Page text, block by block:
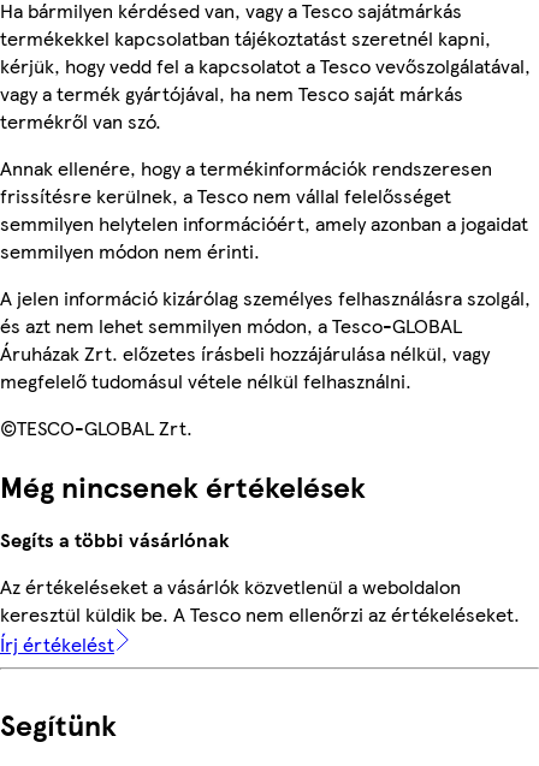
Ha bármilyen kérdésed van, vagy a Tesco sajátmárkás
termékekkel kapcsolatban tájékoztatást szeretnél kapni,
kérjük, hogy vedd fel a kapcsolatot a Tesco vevőszolgálatával,
vagy a termék gyártójával, ha nem Tesco saját márkás
termékről van szó.
Annak ellenére, hogy a termékinformációk rendszeresen
frissítésre kerülnek, a Tesco nem vállal felelősséget
semmilyen helytelen információért, amely azonban a jogaidat
semmilyen módon nem érinti.
A jelen információ kizárólag személyes felhasználásra szolgál,
és azt nem lehet semmilyen módon, a Tesco-GLOBAL
Áruházak Zrt. előzetes írásbeli hozzájárulása nélkül, vagy
megfelelő tudomásul vétele nélkül felhasználni.
©TESCO-GLOBAL Zrt.
Még nincsenek értékelések
Segíts a többi vásárlónak
Az értékeléseket a vásárlók közvetlenül a weboldalon
keresztül küldik be. A Tesco nem ellenőrzi az értékeléseket.
Írj értékelést
Segítünk